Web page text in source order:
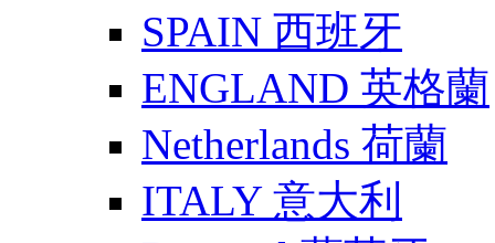
SPAIN 西班牙
ENGLAND 英格蘭
Netherlands 荷蘭
ITALY 意大利